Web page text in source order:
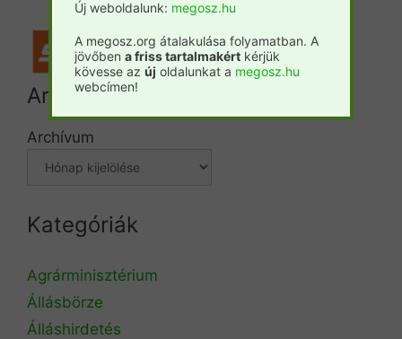
Archívum
Archívum
Kategóriák
Agrárminisztérium
Állásbörze
Álláshirdetés
Új weboldalunk: megosz.hu
A megosz.org átalakulása folyamatban. A
jövőben a friss tartalmakért kérjük
kövesse az új oldalunkat a megosz.hu
webcímen!